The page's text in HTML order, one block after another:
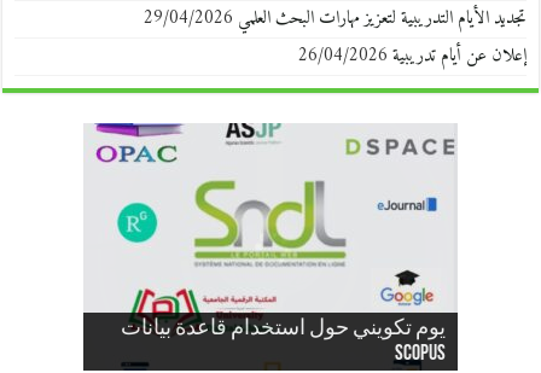
تجديد الأيام التدريبية لتعزيز مهارات البحث العلمي 29/04/2026
إعلان عن أيام تدريبية26/04/2026
تجديد الأيام التدريبية لتعزيز مهارات
البحث العلمي
يوم تكويني حول استخدام قاعدة بيانات
Scopus
تعزيز البحث العلمي بجامعة الجزائر 3 عبر
إتاحة الوصول إلى قاعدة بيانات EBSCO
إعلان هام لأعضاء الهيئة التدريسية بجامعة
الجزائر3
ORCID… هويتك البحثية تبدأ من هنا | قريبًا
انطلاق سلسلة الورش التدريبية بالمكتبة
المركزية لجامعة الجزائر 3
إعلان بخصوص العطلة الشتوية للسنة
الجامعية (2025/2026)
إعلان لفائدة طلبة الدكتوراه: المكتبة
الرقمية OPU
ف/ي مواقيت إيداع الأطروحات
والمطبوعات
إعلان بخصوص ضبط حسابات
المستخدمين في النظام الوطني للتوثيق
عن بعد (SNDL)